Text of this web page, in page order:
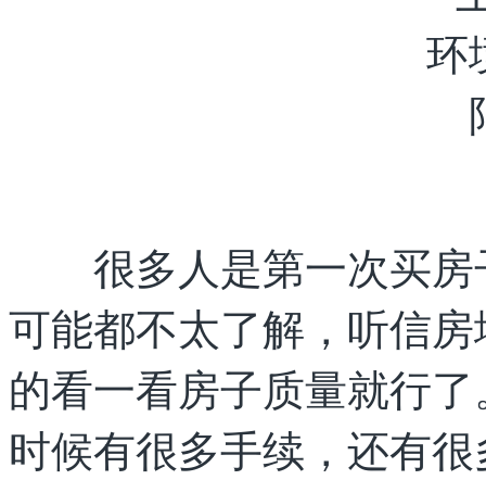
很多人是第一次买房
可能都不太了解，听信
的看一看房子质量就行
时候有很多手续，还有